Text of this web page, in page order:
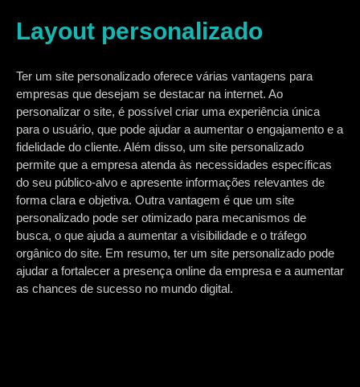
Layout personalizado
Ter um site personalizado oferece várias vantagens para
empresas que desejam se destacar na internet. Ao
personalizar o site, é possível criar uma experiência única
para o usuário, que pode ajudar a aumentar o engajamento e a
fidelidade do cliente. Além disso, um site personalizado
permite que a empresa atenda às necessidades específicas
do seu público-alvo e apresente informações relevantes de
forma clara e objetiva. Outra vantagem é que um site
personalizado pode ser otimizado para mecanismos de
busca, o que ajuda a aumentar a visibilidade e o tráfego
orgânico do site. Em resumo, ter um site personalizado pode
ajudar a fortalecer a presença online da empresa e a aumentar
as chances de sucesso no mundo digital.